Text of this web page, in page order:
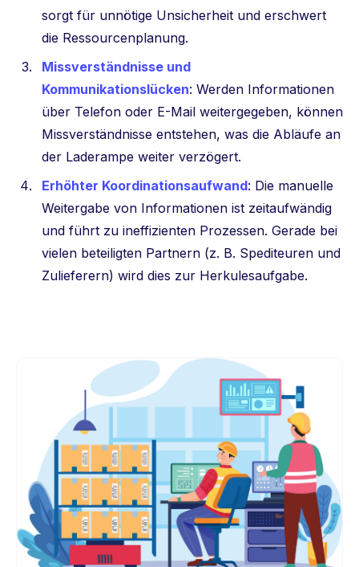
sorgt für unnötige Unsicherheit und erschwert
die Ressourcenplanung.
Missverständnisse und
Kommunikationslücken: Werden Informationen
über Telefon oder E-Mail weitergegeben, können
Missverständnisse entstehen, was die Abläufe an
der Laderampe weiter verzögert.
Erhöhter Koordinationsaufwand: Die manuelle
Weitergabe von Informationen ist zeitaufwändig
und führt zu ineffizienten Prozessen. Gerade bei
vielen beteiligten Partnern (z. B. Spediteuren und
Zulieferern) wird dies zur Herkulesaufgabe.